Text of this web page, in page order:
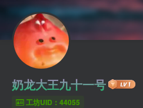
奶龙大王九十一号
工坊UID：44055